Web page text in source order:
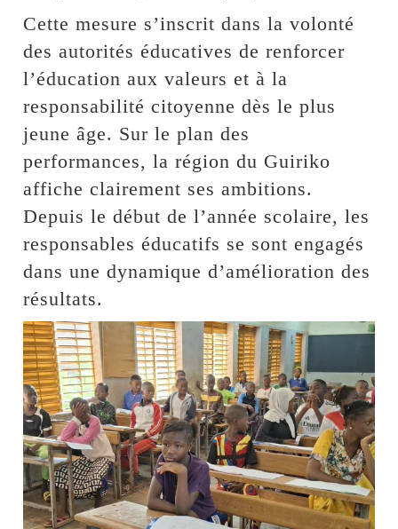
Cette mesure s’inscrit dans la volonté
des autorités éducatives de renforcer
l’éducation aux valeurs et à la
responsabilité citoyenne dès le plus
jeune âge. Sur le plan des
performances, la région du Guiriko
affiche clairement ses ambitions.
Depuis le début de l’année scolaire, les
responsables éducatifs se sont engagés
dans une dynamique d’amélioration des
résultats.